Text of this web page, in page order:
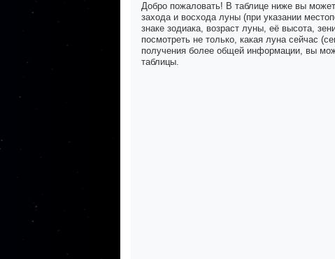
Добро пожаловать! В таблице ниже вы
захода и восхода луны (при указании
знаке зодиака, возраст луны, её высота,
посмотреть не только, какая луна сейчас
получения более общей информации, вы
таблицы.